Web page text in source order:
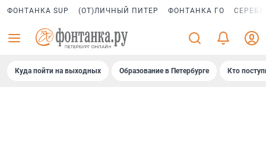
ФОНТАНКА SUP (ОТ)ЛИЧНЫЙ ПИТЕР ФОНТАНКА ГО
Куда пойти на выходных Образование в Петербурге Кто